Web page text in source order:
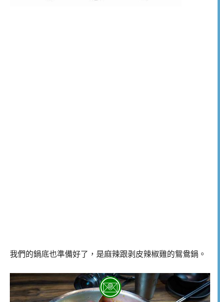
我們的鍋底也準備好了，是麻辣跟剥皮辣椒雞的鴛鴦鍋。